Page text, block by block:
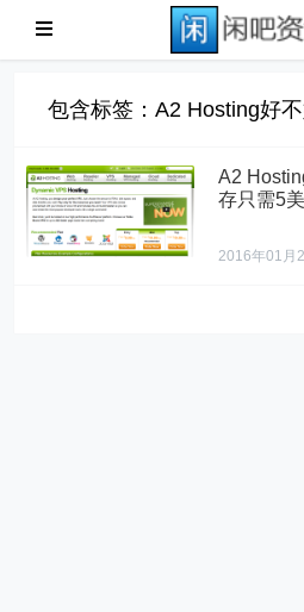
包含标签：A2 Hosting好
A2
存只需5
2016年01月